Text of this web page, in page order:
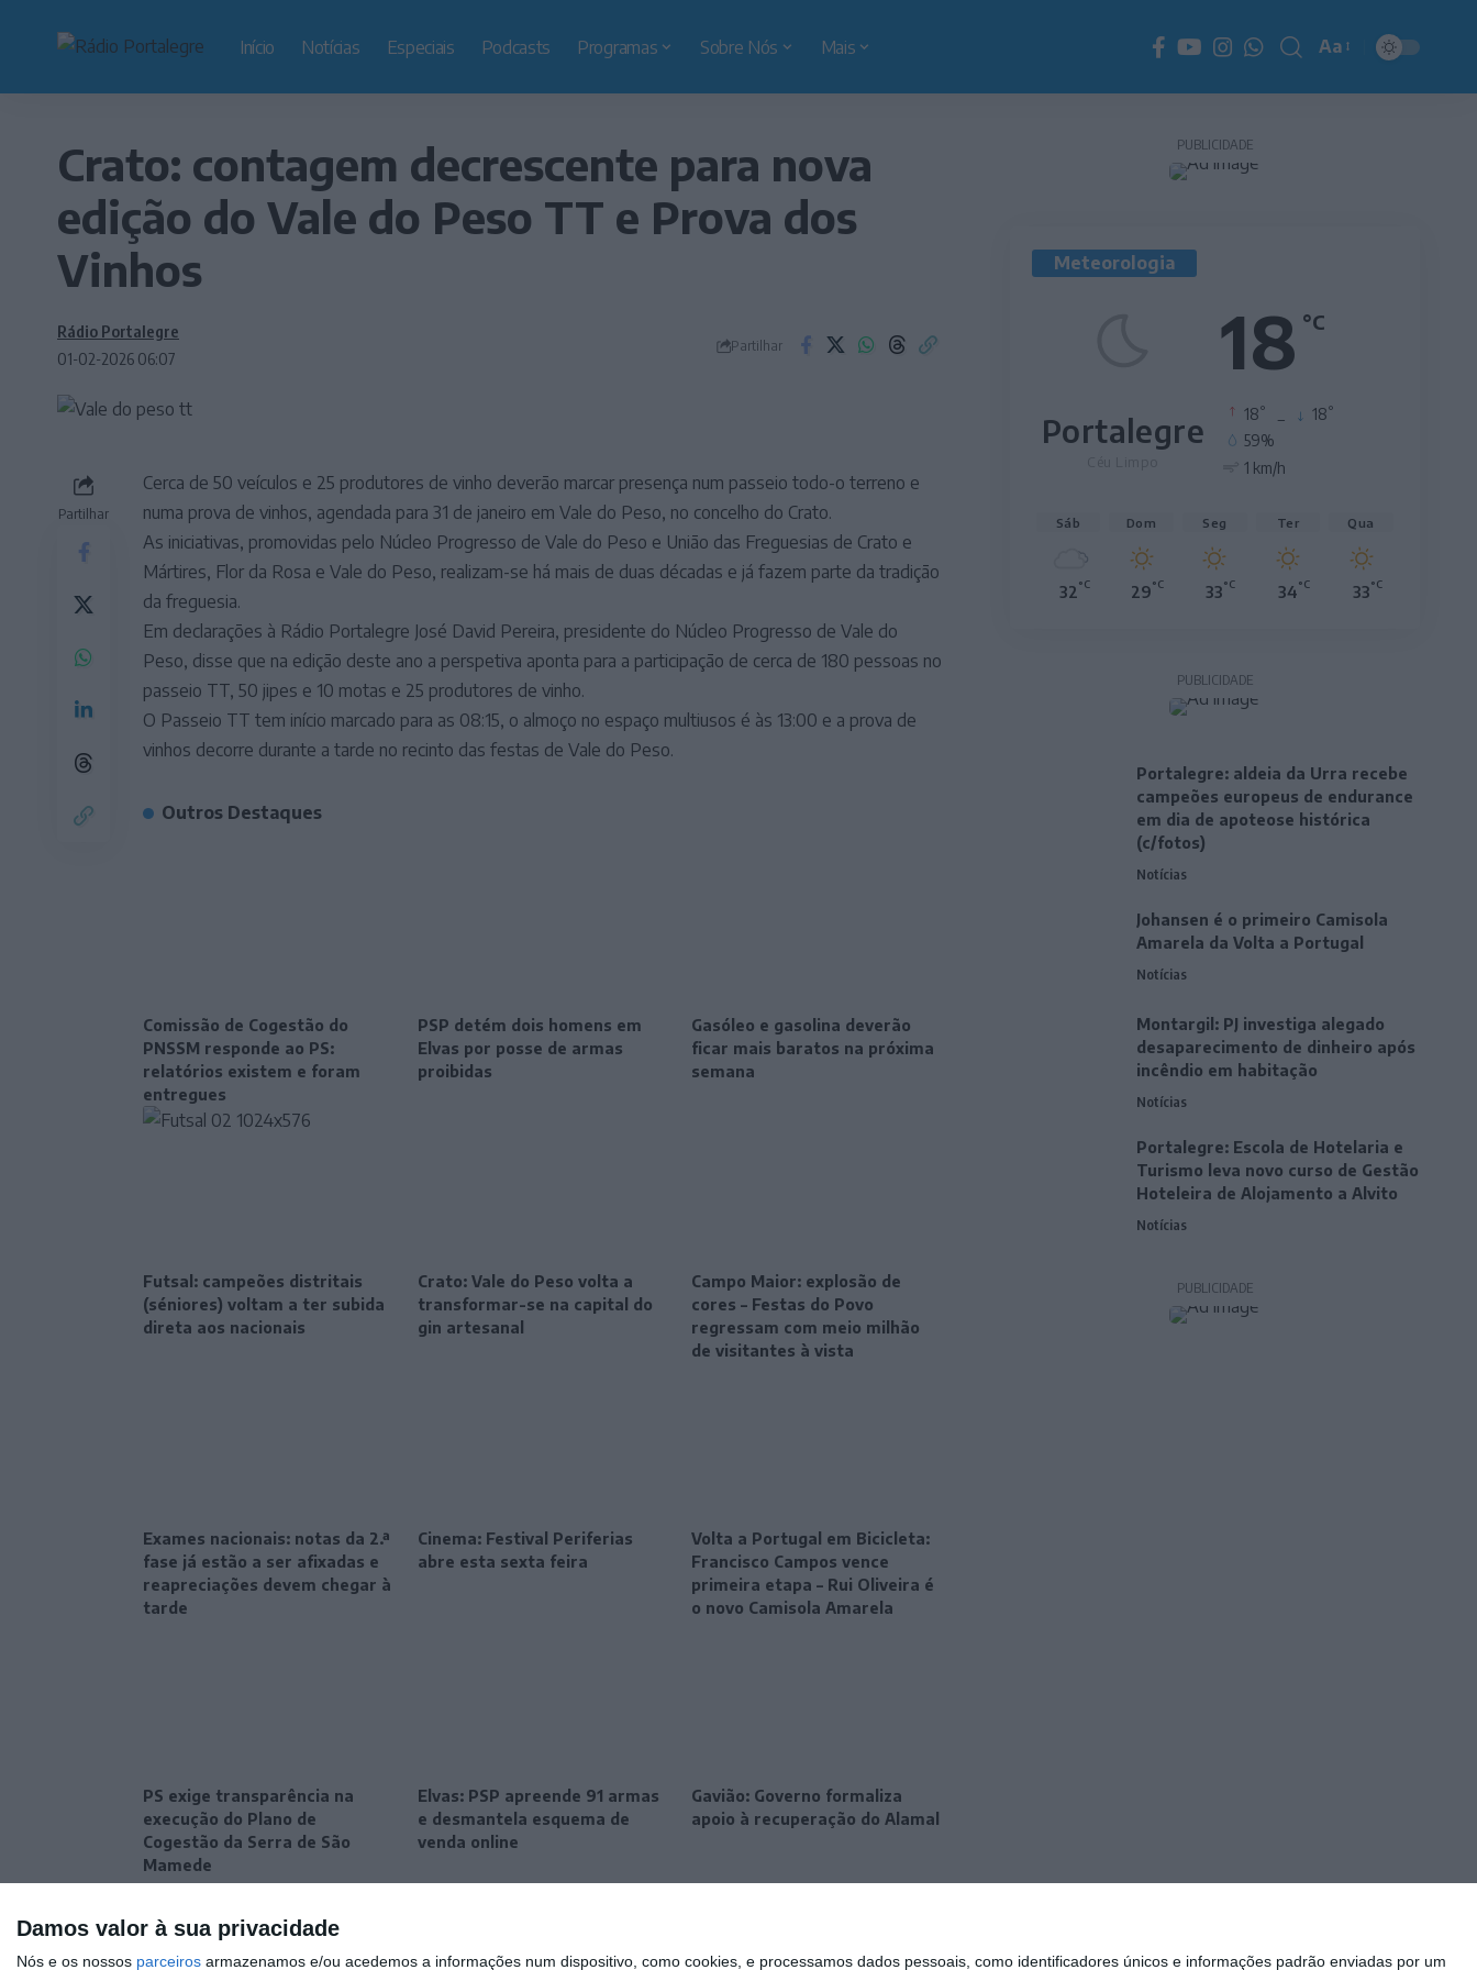
Damos valor à sua privacidade
Nós e os nossos parceiros armazenamos e/ou acedemos a informações num dispositivo, como cookies, e processamos dados pessoais, como identificadores únicos e informações padrão enviadas por um
Início Notícias Especiais Podcasts Programas Sobre Nós Mais
Redimensionador
de
Aa
Crato: contagem decrescente para nova
edição do Vale do Peso TT e Prova dos
Vinhos
01-02-2026 06:07
Rádio Portalegre
Partilhar
Partilhar
Cerca de 50 veículos e 25 produtores de vinho deverão marcar presença num passeio todo-o terreno e
numa prova de vinhos, agendada para 31 de janeiro em Vale do Peso, no concelho do Crato.
As iniciativas, promovidas pelo Núcleo Progresso de Vale do Peso e União das Freguesias de Crato e
Mártires, Flor da Rosa e Vale do Peso, realizam-se há mais de duas décadas e já fazem parte da tradição
da freguesia.
Em declarações à Rádio Portalegre José David Pereira, presidente do Núcleo Progresso de Vale do
Peso, disse que na edição deste ano a perspetiva aponta para a participação de cerca de 180 pessoas no
passeio TT, 50 jipes e 10 motas e 25 produtores de vinho.
O Passeio TT tem início marcado para as 08:15, o almoço no espaço multiusos é às 13:00 e a prova de
vinhos decorre durante a tarde no recinto das festas de Vale do Peso.
Outros Destaques
Comissão de Cogestão do
PNSSM responde ao PS:
relatórios existem e foram
entregues
PSP detém dois homens em
Elvas por posse de armas
proibidas
Gasóleo e gasolina deverão
ficar mais baratos na próxima
semana
Futsal: campeões distritais
(séniores) voltam a ter subida
direta aos nacionais
Crato: Vale do Peso volta a
transformar-se na capital do
gin artesanal
Campo Maior: explosão de
cores – Festas do Povo
regressam com meio milhão
de visitantes à vista
Exames nacionais: notas da 2.ª
fase já estão a ser afixadas e
reapreciações devem chegar à
tarde
Cinema: Festival Periferias
abre esta sexta feira
Volta a Portugal em Bicicleta:
Francisco Campos vence
primeira etapa – Rui Oliveira é
o novo Camisola Amarela
PS exige transparência na
execução do Plano de
Cogestão da Serra de São
Mamede
Elvas: PSP apreende 91 armas
e desmantela esquema de
venda online
Gavião: Governo formaliza
apoio à recuperação do Alamal
PUBLICIDADE
Meteorologia
18 °C
Portalegre 18° 18°
59%
1 km/h
Sáb
32°C
Dom
29°C
Seg
33°C
Ter
34°C
Qua
33°C
PUBLICIDADE
Portalegre: aldeia da Urra recebe
campeões europeus de endurance
em dia de apoteose histórica
(c/fotos)
Notícias
Johansen é o primeiro Camisola
Amarela da Volta a Portugal
Notícias
Montargil: PJ investiga alegado
desaparecimento de dinheiro após
incêndio em habitação
Notícias
Portalegre: Escola de Hotelaria e
Turismo leva novo curso de Gestão
Hoteleira de Alojamento a Alvito
Notícias
PUBLICIDADE